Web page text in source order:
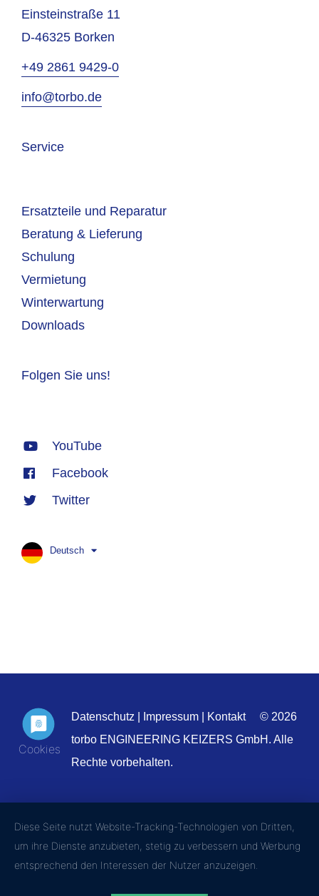
Einsteinstraße 11
D-46325 Borken
+49 2861 9429-0
info@torbo.de
Service
Ersatzteile und Reparatur
Beratung & Lieferung
Schulung
Vermietung
Winterwartung
Downloads
Folgen Sie uns!
YouTube
Facebook
Twitter
Deutsch
Datenschutz Impressum Kontakt
© 2026
torbo ENGINEERING KEIZERS GmbH. Alle
Rechte vorbehalten.
Diese Seite nutzt Website-Tracking-Technologien von Dritten,
um ihre Dienste anzubieten, stetig zu verbessern und Werbung
entsprechend den Interessen der Nutzer anzuzeigen.